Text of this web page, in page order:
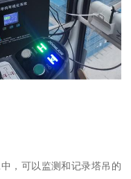
，可以监测和记录塔吊的